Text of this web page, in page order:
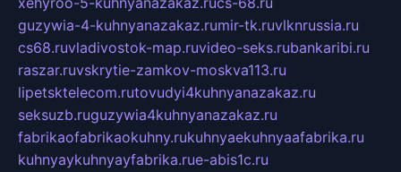
guzywia-4-kuhnyanazakaz.rumir-tk.ruvlknrussia.ru
cs68.ruvladivostok-map.ruvideo-seks.rubankaribi.ru
raszar.ruvskrytie-zamkov-moskva113.ru
lipetsktelecom.rutovudyi4kuhnyanazakaz.ru
seksuzb.ruguzywia4kuhnyanazakaz.ru
fabrikaofabrikaokuhny.rukuhnyaekuhnyaafabrika.ru
kuhnyaykuhnyayfabrika.rue-abis1c.ru